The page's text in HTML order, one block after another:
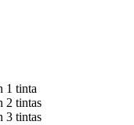
1 tinta
2 tintas
3 tintas